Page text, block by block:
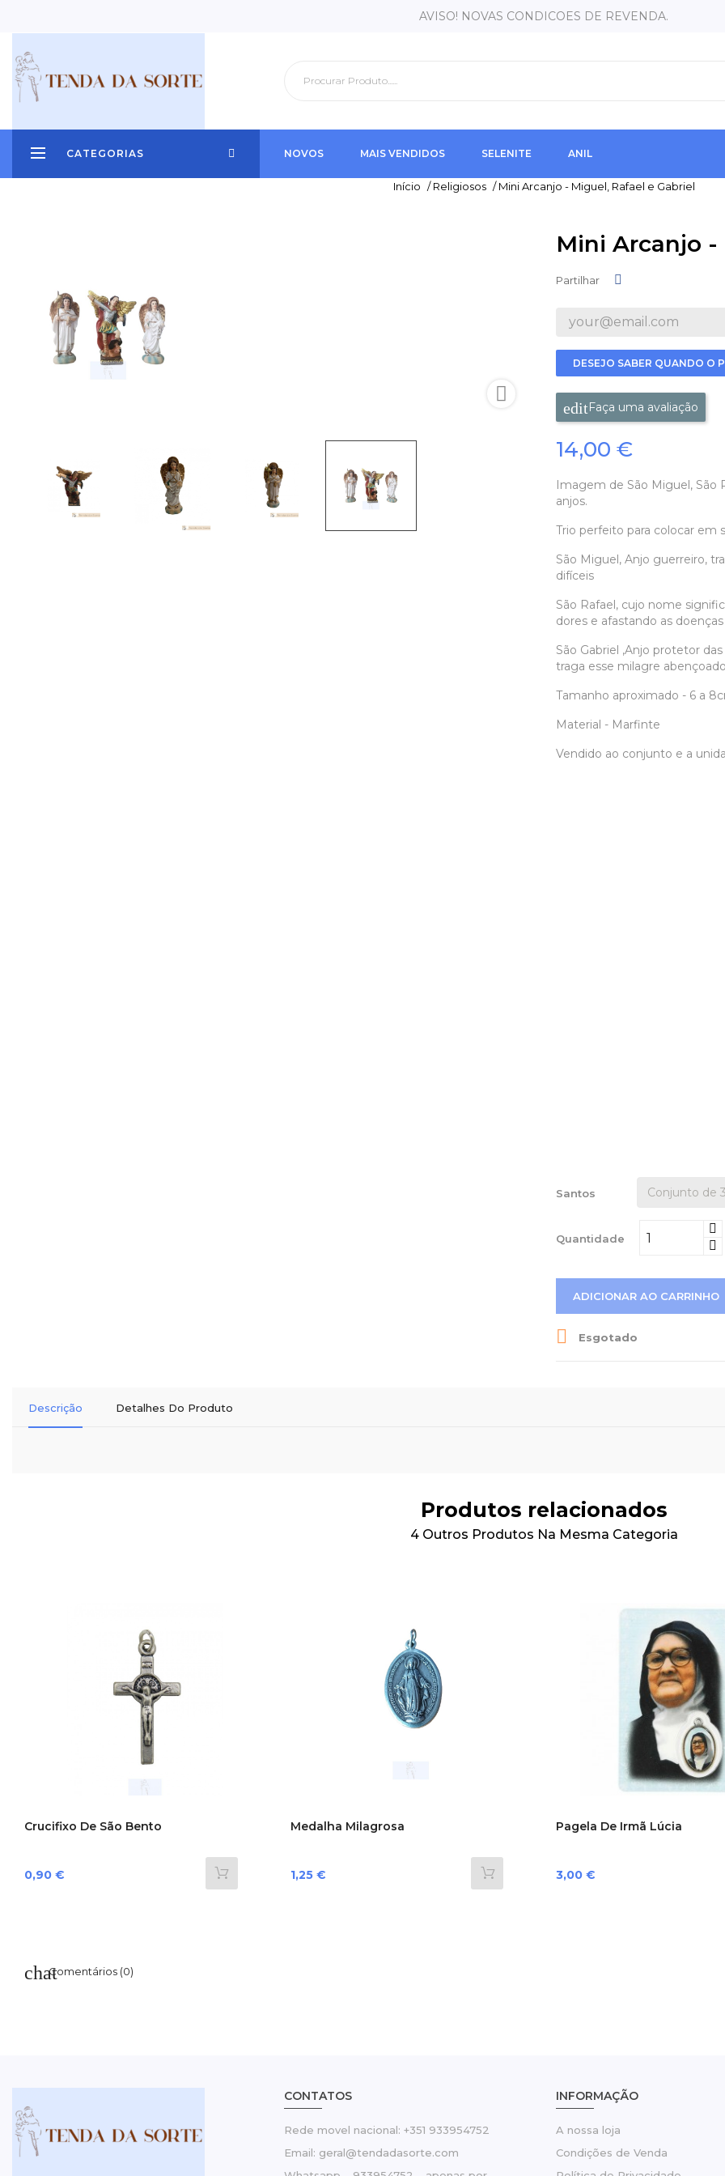
AVISO! NOVAS CONDICOES DE REVENDA.
CATEGORIAS NOVOS MAIS VENDIDOS SELENITE ANIL
Início / Religiosos / Mini Arcanjo - Miguel, Rafael e Gabriel

Mini Arcanjo -
Partilhar
DESEJO SABER QUANDO O
Faça uma avaliação
14,00 €
Imagem de São Miguel, São
anjos.
Trio perfeito para colocar em
São Miguel, Anjo guerreiro,
difíceis
São Rafael, cujo nome
dores e afastando as
São Gabriel ,Anjo protetor
traga esse milagre
Tamanho aproximado - 6 a
Material - Marfinte
Vendido ao conjunto e a
Santos
Quantidade
ADICIONAR AO CARRINHO
 Esgotado
Descrição Detalhes Do Produto
Produtos relacionados
4 Outros Produtos Na Mesma Categoria
Crucifixo De São Bento
Preço
0,90 €
Medalha Milagrosa
Preço
1,25 €
Pagela De Irmã Lúcia
Preço
3,00 €
Comentários (0)
CONTATOS
Rede movel nacional: +351 933954752
Email: geral@tendadasorte.com
INFORMAÇÃO
A nossa loja
Condições de Venda